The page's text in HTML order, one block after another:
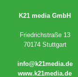
K21 media GmbH
Friedrichstraße 13
70174 Stuttgart
info@k21media.de
www.k21media.de